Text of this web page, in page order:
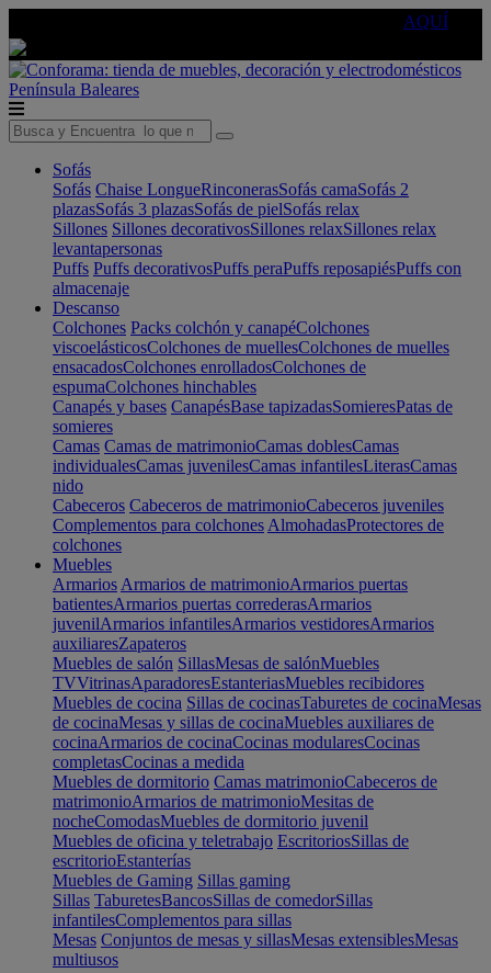
AQUÍ
Península Baleares
Sofás
Sofás Chaise LongueRinconerasSofás camaSofás 2
plazasSofás 3 plazasSofás de pielSofás relax
Sillones Sillones decorativosSillones relaxSillones relax
levantapersonas
Puffs Puffs decorativosPuffs peraPuffs reposapiésPuffs con
almacenaje
Descanso
Colchones Packs colchón y canapéColchones
viscoelásticosColchones de muellesColchones de muelles
ensacadosColchones enrolladosColchones de
espumaColchones hinchables
Canapés y bases CanapésBase tapizadasSomieresPatas de
somieres
Camas Camas de matrimonioCamas doblesCamas
individualesCamas juvenilesCamas infantilesLiterasCamas
nido
Cabeceros Cabeceros de matrimonioCabeceros juveniles
Complementos para colchones AlmohadasProtectores de
colchones
Muebles
Armarios Armarios de matrimonioArmarios puertas
batientesArmarios puertas correderasArmarios
juvenilArmarios infantilesArmarios vestidoresArmarios
auxiliaresZapateros
Muebles de salón SillasMesas de salónMuebles
TVVitrinasAparadoresEstanteriasMuebles recibidores
Muebles de cocina Sillas de cocinasTaburetes de cocinaMesas
de cocinaMesas y sillas de cocinaMuebles auxiliares de
cocinaArmarios de cocinaCocinas modularesCocinas
completasCocinas a medida
Muebles de dormitorio Camas matrimonioCabeceros de
matrimonioArmarios de matrimonioMesitas de
nocheComodasMuebles de dormitorio juvenil
Muebles de oficina y teletrabajo EscritoriosSillas de
escritorioEstanterías
Muebles de Gaming Sillas gaming
Sillas TaburetesBancosSillas de comedorSillas
infantilesComplementos para sillas
Mesas Conjuntos de mesas y sillasMesas extensiblesMesas
multiusos